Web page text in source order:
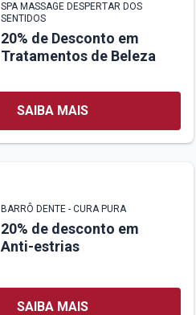
SPA MASSAGE DESPERTAR DOS
SENTIDOS
20% de Desconto em
Tratamentos de Beleza
SAIBA MAIS
BARRÔ DENTE - CURA PURA
20% de desconto em
Anti-estrias
SAIBA MAIS